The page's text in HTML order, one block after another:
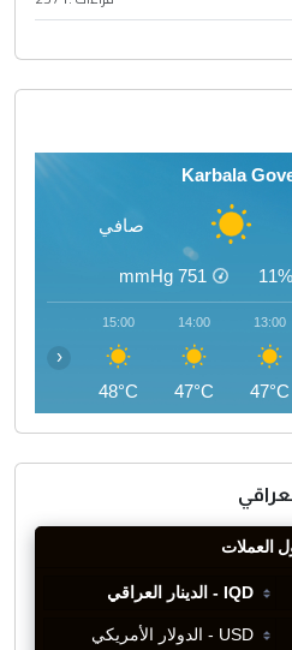
Karbala
صافي
11%
751
mmHg
13:00
47°C
14:00
47°C
15:00
48°C
‹